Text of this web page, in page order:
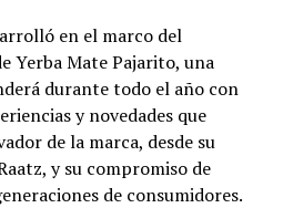
en el marco del
Yerba Mate Pajarito, una
durante todo el año con
y novedades que
de la marca, desde su
y su compromiso de
de consumidores.